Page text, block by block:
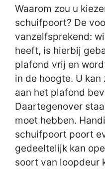
Waarom zou u
schuifpoort? De
vanzelfsprekend:
heeft, is hierbij
plafond vrij en
in de hoogte. U
aan het plafond
Daartegenover
moet hebben.
schuifpoort poort
gedeeltelijk kan
soort van loopdeur